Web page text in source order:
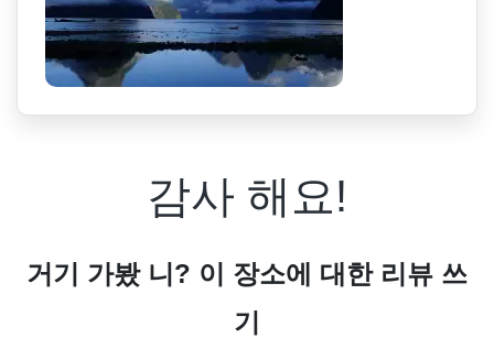
감사 해요!
거기 가봤 니? 이 장소에 대한 리뷰 쓰
기